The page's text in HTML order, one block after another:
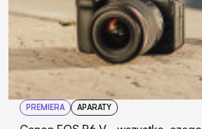
PREMIERA APARATY